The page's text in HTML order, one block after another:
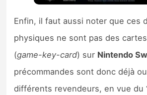
Enfin, il faut aussi noter que ces
physiques ne sont pas des
(game-key-card) sur Nintendo
précommandes sont donc déjà
différents revendeurs, en vue du